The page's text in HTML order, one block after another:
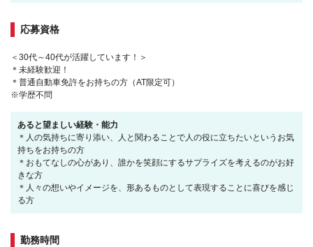
応募資格
＜30代～40代が活躍しています！＞
＊未経験歓迎！
＊普通自動車免許をお持ちの方（AT限定可）
※学歴不問
あると望ましい経験・能力
＊人の気持ちに寄り添い、人と関わることで人の役に立ちたいというお気
持ちをお持ちの方
＊おもてなしの心があり、誰かを笑顔にするサプライズを考えるのがお好
きな方
＊人々の想いやイメージを、形あるものとして表現することに喜びを感じ
る方
勤務時間